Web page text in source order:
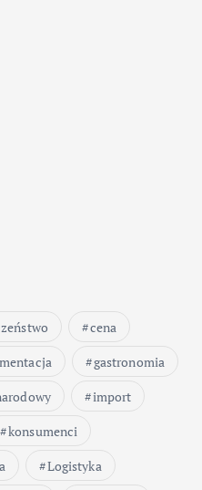
cena
gastronomia
import
konsumenci
Logistyka